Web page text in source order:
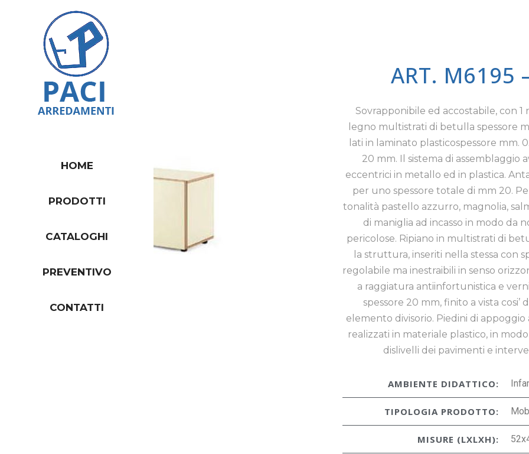
HOME
PRODOTTI
CATALOGHI
PREVENTIVO
CONTATTI
ART. M6195
Sovrapponibile ed accostabile, con
legno multistrati di betulla spessore
lati in laminato plasticospessore mm.
20 mm. Il sistema di assemblaggio
eccentrici in metallo ed in plastica.
per uno spessore totale di mm 20.
tonalità pastello azzurro, magnolia,
di maniglia ad incasso in modo da
pericolose. Ripiano in multistrati di
la struttura, inseriti nella stessa con
regolabile ma inestraibili in senso
a raggiatura antiinfortunistica e
spessore 20 mm, finito a vista cosi’
elemento divisorio. Piedini di
realizzati in materiale plastico, in
dislivelli dei pavimenti e
AMBIENTE DIDATTICO:
TIPOLOGIA PRODOTTO:
MISURE (LXLXH):